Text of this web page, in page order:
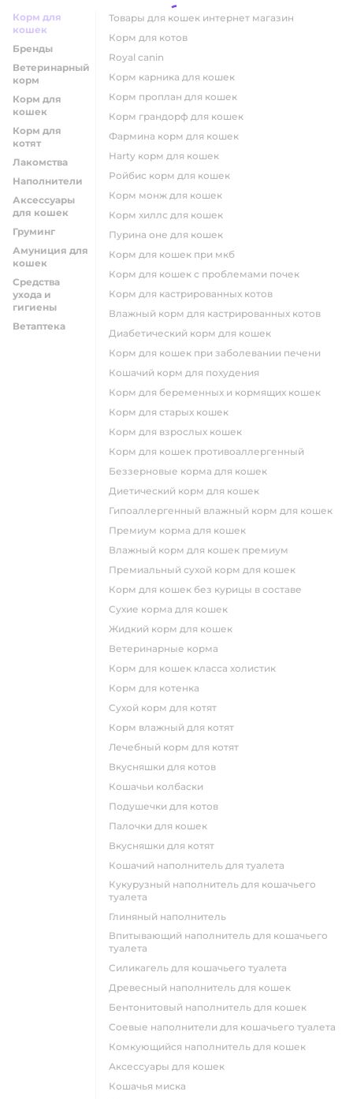
Корм для
кошек
Бренды
Ветеринарный
корм
Корм для
кошек
Корм для
котят
Лакомства
Наполнители
Аксессуары
для кошек
Груминг
Амуниция для
кошек
Средства
ухода и
гигиены
Ветаптека
товары для кошек интернет магазин
корм для котов
royal canin
корм карника для кошек
корм проплан для кошек
корм грандорф для кошек
фармина корм для кошек
harty корм для кошек
ройбис корм для кошек
корм монж для кошек
корм хиллс для кошек
пурина оне для кошек
корм для кошек при мкб
корм для кошек с проблемами почек
Корм для кастрированных котов
влажный корм для кастрированных котов
диабетический корм для кошек
корм для кошек при заболевании печени
кошачий корм для похудения
корм для беременных и кормящих кошек
корм для старых кошек
корм для взрослых кошек
корм для кошек противоаллергенный
беззерновые корма для кошек
диетический корм для кошек
гипоаллергенный влажный корм для кошек
премиум корма для кошек
влажный корм для кошек премиум
премиальный сухой корм для кошек
корм для кошек без курицы в составе
сухие корма для кошек
жидкий корм для кошек
ветеринарные корма
корм для кошек класса холистик
корм для котенка
сухой корм для котят
корм влажный для котят
лечебный корм для котят
вкусняшки для котов
кошачьи колбаски
подушечки для котов
палочки для кошек
вкусняшки для котят
кошачий наполнитель для туалета
кукурузный наполнитель для кошачьего
туалета
глиняный наполнитель
впитывающий наполнитель для кошачьего
туалета
силикагель для кошачьего туалета
древесный наполнитель для кошек
бентонитовый наполнитель для кошек
соевые наполнители для кошачьего туалета
комкующийся наполнитель для кошек
аксессуары для кошек
кошачья миска